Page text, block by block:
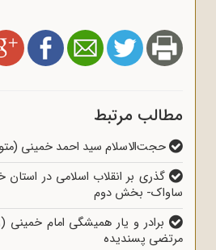
مطالب مرتبط
حجت‌الاسلام سید احمد خمینی (متوفی 1373/
گذری بر انقلاب اسلامی در استان
ساواک- بخش دوم
برادر و یار همیشگی امام خمینی
مرتضی پسندیده